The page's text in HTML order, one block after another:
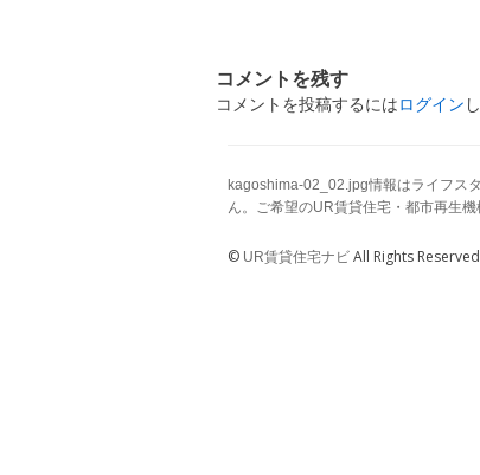
コメントを残す
コメントを投稿するにはログイン
kagoshima-02_02.jpg情報はライフス
ん。ご希望のUR賃貸住宅・都市再生
© UR賃貸住宅ナビ All Rights